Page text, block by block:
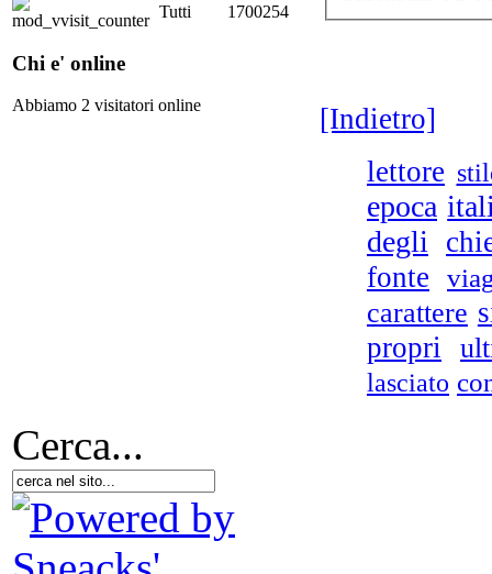
Tutti
1700254
Chi e' online
Abbiamo 2 visitatori online
[Indietro]
lettore
epoca
degli
fonte
carattere
propri
lasciato
Cerca...